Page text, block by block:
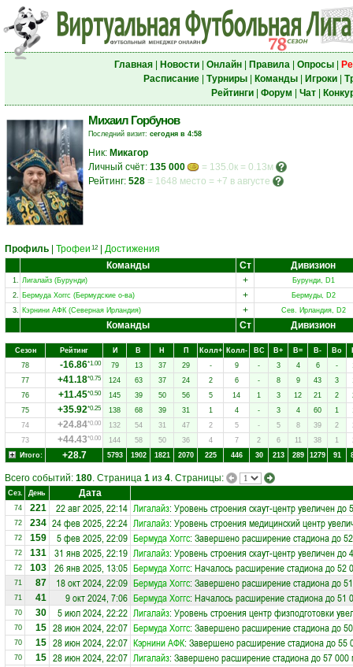
Главная| Новости| Онлайн| Правила| Опросы|
Расписание| Турниры| Команды| Игроки|
Рейтинги| Форум Чат|
Михаил Горбунов
Последний визит: сегодня в 4:58
Ник: Микагор
Личный счёт: 135 000
= 135.0к = 0.13м
Рейтинг: 528 = 1648 место = +7 в августе
Профиль Трофеи 12
Достижения
Команды
Ст Дивизион
1. Лигалайз (Бурунди) +
Бурунди, D1
2. Бермуда Хоггс (Бермудские о-ва) +
Бермуды, D2
3. Кэрнини АФК (Северная Ирландия) + Сев. Ирландия, D2
Команды Ст Дивизион
Сезон Рейтинг И В Н П Колл+ Колл- ВC В+ В= В- Вo
78
-16.86*1.00 79 13 37 29 - 9 - 3 4 6 -
77
+41.18*0.75 124 63 37 24 2 6 - 8 9 43 3
76
+11.45*0.50 145 39 50 56 5 14 1 3 12 21 2
75
+35.92*0.25 138 68 39 31 1 4 - 3 4 60 1
74
+24.84*0.00 132 54 31 47 2 5 - 5 8 39 2
73
+44.43*0.00 144 58 50 36 4 7 2 6 11 38 1
Итого:
+28.7 5793 1902 1821 2070 225 446 30 213 289 1279 91
Всего событий: 180. Страница 1 из 4. Страницы:
Сез. День Дата
74 221 22 авг 2025, 22:14 Лигалайз: Уровень строения скаут-центр увеличен до
72 234 24 фев 2025, 22:24 Лигалайз: Уровень строения медицинский центр
72 159 5 фев 2025, 22:09 Бермуда Хоггс: Завершено расширение стадиона до
72 131 31 янв 2025, 22:19 Лигалайз: Уровень строения скаут-центр увеличен до
72 103 26 янв 2025, 13:05 Бермуда Хоггс: Началось расширение стадиона до 52
71 87 18 окт 2024, 22:09 Бермуда Хоггс: Завершено расширение стадиона до
71 41 9 окт 2024, 7:06 Бермуда Хоггс: Началось расширение стадиона до 51
70 30 5 июл 2024, 22:22 Лигалайз: Уровень строения центр физподготовки
70 15 28 июн 2024, 22:07 Бермуда Хоггс: Завершено расширение стадиона до
70 15 28 июн 2024, 22:07 Кэрнини АФК: Завершено расширение стадиона до 55
70 15 28 июн 2024, 22:07 Лигалайз: Завершено расширение стадиона до 57 000